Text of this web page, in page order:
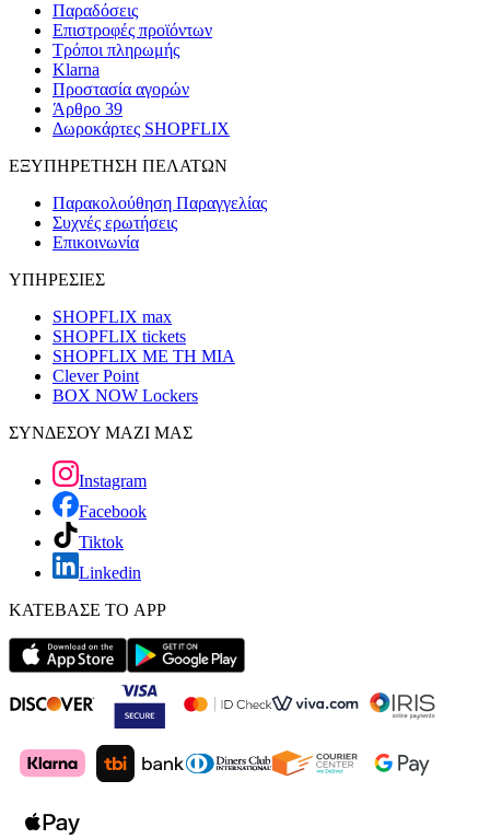
Παραδόσεις
Επιστροφές προϊόντων
Τρόποι πληρωμής
Klarna
Προστασία αγορών
Άρθρο 39
Δωροκάρτες SHOPFLIX
ΕΞΥΠΗΡΕΤΗΣΗ ΠΕΛΑΤΩΝ
Παρακολούθηση Παραγγελίας
Συχνές ερωτήσεις
Επικοινωνία
ΥΠΗΡΕΣΙΕΣ
SHOPFLIX max
SHOPFLIX tickets
SHOPFLIX ΜΕ ΤΗ ΜΙΑ
Clever Point
BOX NOW Lockers
ΣΥΝΔΕΣΟΥ ΜΑΖΙ ΜΑΣ
Instagram
Facebook
Tiktok
Linkedin
ΚΑΤΕΒΑΣΕ ΤΟ APP